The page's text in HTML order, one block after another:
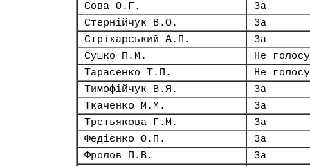
Сова О.Г.
За
Стернійчук В.О.
За
Стріхарський А.П.
За
Сушко П.М.
Не
Тарасенко Т.П.
Не
Тимофійчук В.Я.
За
Ткаченко М.М.
За
Третьякова Г.М.
За
Федієнко О.П.
За
Фролов П.В.
За